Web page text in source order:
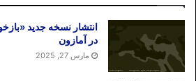
دارویی را به شوروی گسیل
برابر آلمان هیتلری مقاومت
انتشار نسخه جدید
در آمازون
مارس 27, 2025